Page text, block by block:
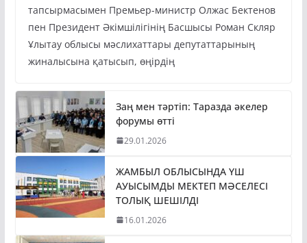
тапсырмасымен Премьер-министр Олжас Бектенов
пен Президент Әкімшілігінің Басшысы Роман Скляр
Ұлытау облысы мәслихаттары депутаттарының
жиналысына қатысып, өңірдің
Заң мен тәртіп: Таразда әкелер
форумы өтті
29.01.2026
ЖАМБЫЛ ОБЛЫСЫНДА ҮШ
АУЫСЫМДЫ МЕКТЕП МӘСЕЛЕСІ
ТОЛЫҚ ШЕШІЛДІ
16.01.2026